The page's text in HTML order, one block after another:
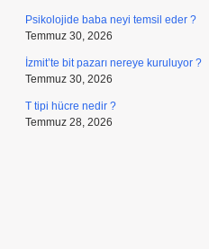
Psikolojide baba neyi temsil eder ?
Temmuz 30, 2026
İzmit’te bit pazarı nereye kuruluyor ?
Temmuz 30, 2026
T tipi hücre nedir ?
Temmuz 28, 2026